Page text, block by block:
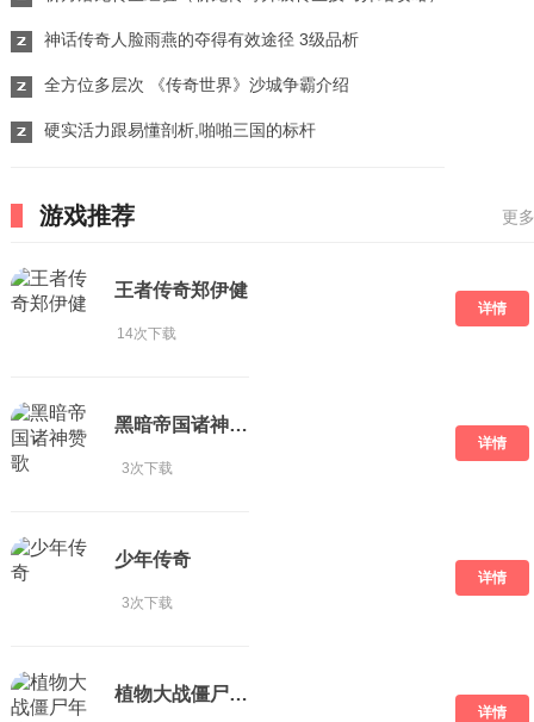
神话传奇人脸雨燕的夺得有效途径 3级品析
全方位多层次 《传奇世界》沙城争霸介绍
硬实活力跟易懂剖析,啪啪三国的标杆
游戏推荐 更
王者传奇郑伊健
14次下载
详情
黑暗帝国诸神赞歌
3次下载
详情
少年传奇
3次下载
详情
植物大战僵尸年度版下载
详情